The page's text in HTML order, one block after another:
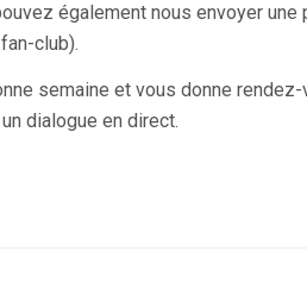
également nous envoyer
club).
semaine et vous donne
dialogue en direct.